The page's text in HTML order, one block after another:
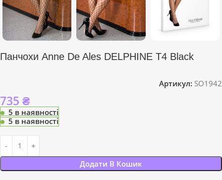
Панчохи Anne De Ales DELPHINE T4 Black
Артикул: SO1942
735 ₴
5 в наявності
5 в наявності
Додати В Кошик